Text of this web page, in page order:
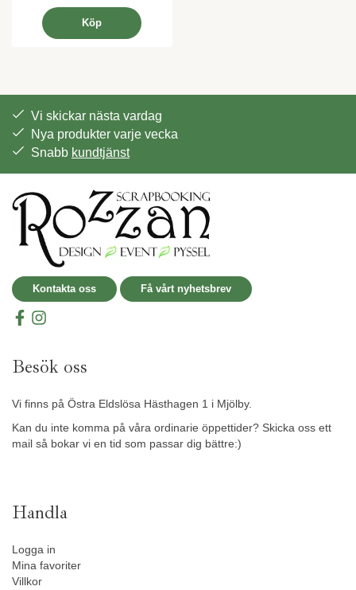
Köp
Vi skickar nästa vardag
Nya produkter varje vecka
Snabb kundtjänst
Kontakta oss Få vårt nyhetsbrev
Besök oss
Vi finns på Östra Eldslösa Hästhagen 1 i Mjölby.
Kan du inte komma på våra ordinarie öppettider? Skicka oss ett
mail så bokar vi en tid som passar dig bättre:)
Handla
Logga in
Mina favoriter
Villkor